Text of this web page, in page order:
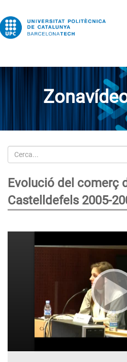
Cerca
Evolució del comerç
Castelldefels 2005-